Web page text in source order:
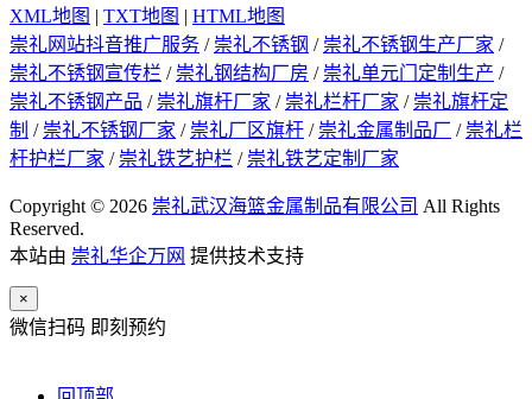
XML地图 | TXT地图 | HTML地图
崇礼网站抖音推广服务 / 崇礼不锈钢 / 崇礼不锈钢生产厂家 /
崇礼不锈钢宣传栏 / 崇礼钢结构厂房 / 崇礼单元门定制生产 /
崇礼不锈钢产品 / 崇礼旗杆厂家 / 崇礼栏杆厂家 / 崇礼旗杆定
制 / 崇礼不锈钢厂家 / 崇礼厂区旗杆 / 崇礼金属制品厂 / 崇礼栏
杆护栏厂家 / 崇礼铁艺护栏 / 崇礼铁艺定制厂家
Copyright © 2026 崇礼武汉海篮金属制品有限公司 All Rights
Reserved.
本站由 崇礼华企万网 提供技术支持
×
微信扫码 即刻预约